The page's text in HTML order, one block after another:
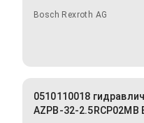
Bosch Rexroth AG
0510110018
AZPB-32-2.5RCP02MB